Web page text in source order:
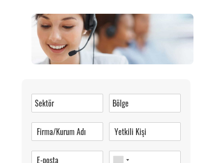
0 (216) 462 49 34
Pazartesi-Cumartesi 09.00-20.00